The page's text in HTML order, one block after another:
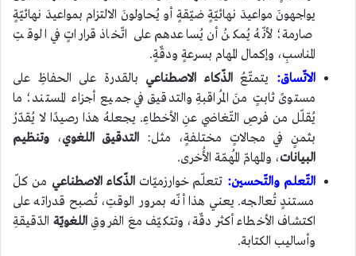
يواجهونَ مواعيدَ نهائيّةٍ ضيّقةٍ أو يُحاولونَ الالتزام بمواعيدَ نهائيّةٍ
صارمة؛ لأنّهُ يُمكنُ أن يُساعدهم على اتّخاذ قراراتٍ في الوقتِ
المناسبِ، وإكمال المهام بسرعةٍ ودقّةٍ.
الاتّساق: يتمتّعُالذّكاء الاصطناعي بالقدرة على الحفاظِ على
مستوىً ثابتٍ منَ المُراقبةِ والتدقيق في جميع أجزاء المستند؛ ما
يُقلّل من فرصِ التّغاضي عنِ الأخطاءِ. يجعلهُ هذا رصيدًا لا يُقدّرُ
بثمنٍ في مجالاتٍ مختلفةٍ، مثل: التدقيق اللغوي، وتنظيم
البيانات، والمهامّ المُهمّة الأُخرى.
التّعلم والتّحسين: تتعلّم خوارزميّاتالذّكاء الاصطناعي من كلّ
مستندٍ تُعالجه. يعني هذا أنّه بمرور الوقتِ، تُصبح قدراته على
اكتشاف الأخطاء أكثر دقّة، وتتكيّف معَ الفروقِ اللغويّةالدّقيقةِ
وأساليب الكتابة.